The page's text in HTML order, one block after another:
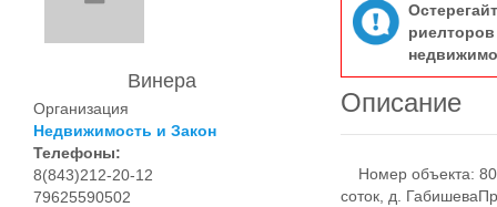
Винера
Организация
Недвижимость и Закон
Телефоны:
8(843)212-20-12
79625590502
Описание
Номер объекта:
соток, д.